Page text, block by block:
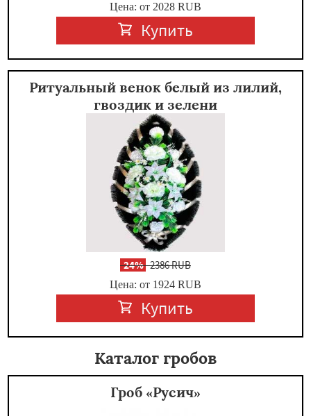
Цена: от 2028 RUB
Купить
Ритуальный венок белый из лилий,
гвоздик и зелени
-24%2386 RUB
Цена: от 1924 RUB
Купить
Каталог гробов
Гроб «Русич»